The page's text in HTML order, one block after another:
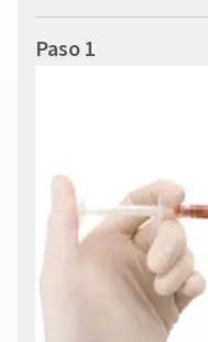
Paso 1